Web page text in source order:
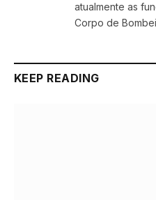
atualmente as
Corpo de
KEEP READING